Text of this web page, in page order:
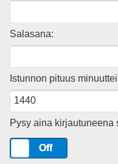
Salasana:
Istunnon pituus
Pysy aina kirjautuneena
Off